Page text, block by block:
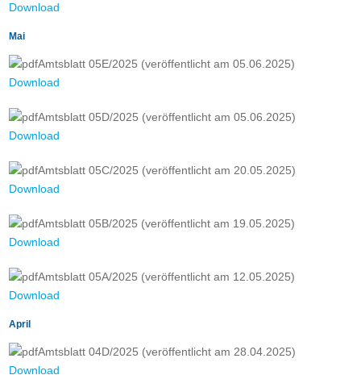
Download
Mai
Amtsblatt 05E/2025 (veröffentlicht am 05.06.2025)
Download
Amtsblatt 05D/2025 (veröffentlicht am 05.06.2025)
Download
Amtsblatt 05C/2025 (veröffentlicht am 20.05.2025)
Download
Amtsblatt 05B/2025 (veröffentlicht am 19.05.2025)
Download
Amtsblatt 05A/2025 (veröffentlicht am 12.05.2025)
Download
April
Amtsblatt 04D/2025 (veröffentlicht am 28.04.2025)
Download